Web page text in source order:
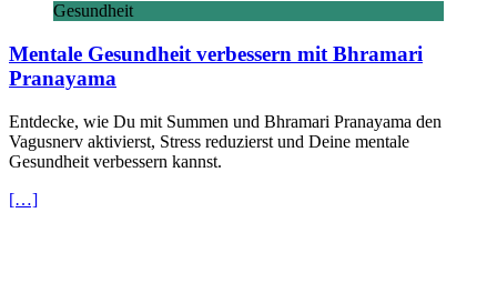
Gesundheit
Mentale Gesundheit verbessern mit Bhramari
Pranayama
Entdecke, wie Du mit Summen und Bhramari Pranayama den
Vagusnerv aktivierst, Stress reduzierst und Deine mentale
Gesundheit verbessern kannst.
[…]